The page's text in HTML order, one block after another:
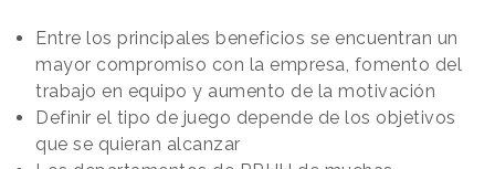
Entre los principales beneficios se encuentran un
mayor compromiso con la empresa, fomento del
trabajo en equipo y aumento de la motivación
Definir el tipo de juego depende de los objetivos
que se quieran alcanzar